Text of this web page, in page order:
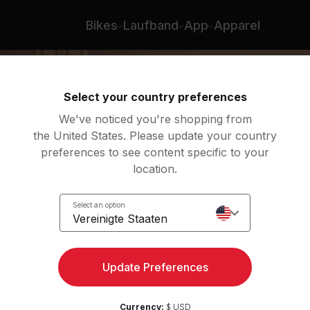
Bikes Laufband App Apparel
Select your country preferences
We've noticed you're shopping from
the United States. Please update your country
preferences to see content specific to your
location.
Select an option
Vereinigte Staaten
Update Preferences
Currency: $ USD